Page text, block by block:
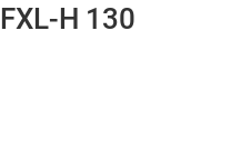
FXL-H 130